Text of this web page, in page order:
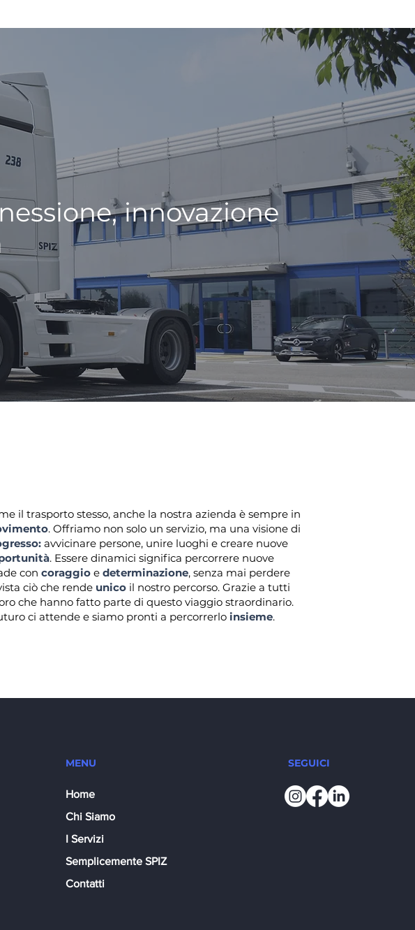
innovazione
il trasporto stesso, anche la nostra azienda è sempre in
. Offriamo non solo un servizio, ma una visione di
avvicinare persone, unire luoghi e creare nuove
. Essere dinamici significa percorrere nuove
con coraggio e determinazione, senza mai perdere
ciò che rende unico il nostro percorso. Grazie a tutti
che hanno fatto parte di questo viaggio straordinario.
ci attende e siamo pronti a percorrerlo insieme.
MENU
Home
Chi Siamo
I Servizi
Semplicemente SPIZ
Contatti
SEGUICI